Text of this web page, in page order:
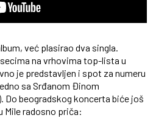
već plasirao dva singla.
na vrhovima top-lista u
je predstavljen i spot za numeru
sa Srđanom Đinom
Do beogradskog koncerta biće još
Mile radosno priča: